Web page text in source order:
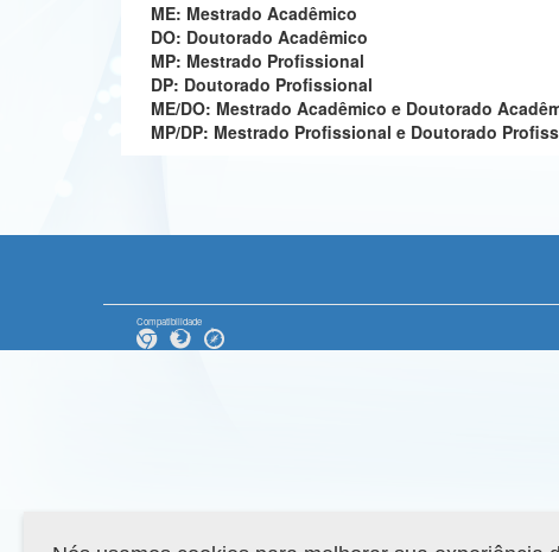
ME: Mestrado Acadêmico
DO: Doutorado Acadêmico
MP: Mestrado Profissional
DP: Doutorado Profissional
ME/DO: Mestrado Acadêmico e Doutorado
MP/DP: Mestrado Profissional e Doutorado
Compatibilidade